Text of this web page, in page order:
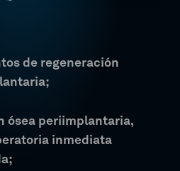
de regeneración
ósea periimplantaria,
inmediata